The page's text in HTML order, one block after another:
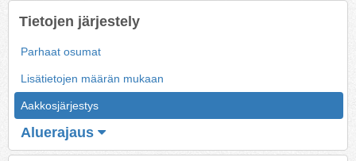
Tietojen järjestely
Parhaat osumat
Lisätietojen määrän mukaan
Aakkosjärjestys
Aluerajaus